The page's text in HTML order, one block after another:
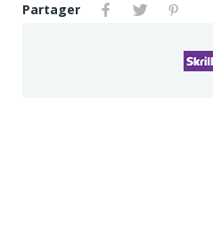
Partager